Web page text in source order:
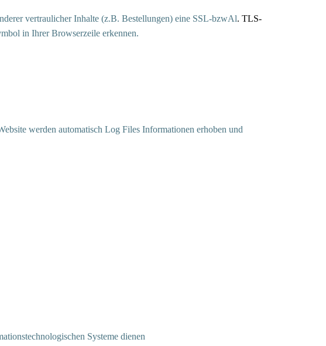
vertraulicher Inhalte (z.B. Bestellungen) eine SSL-bzwAl. TLS-
in Ihrer Browserzeile erkennen.
werden automatisch Log Files Informationen erhoben und
Systeme dienen